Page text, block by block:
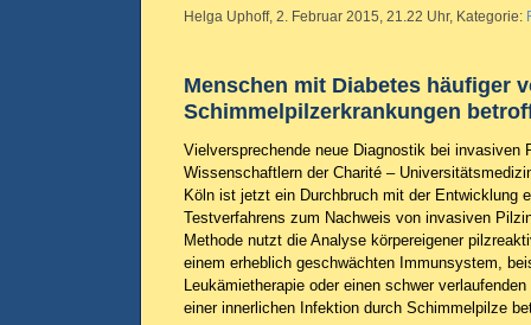
Helga Uphoff, 2. Februar 2015, 21.22 Uhr, Kategorie:
Menschen mit Diabetes häufiger
Schimmelpilzerkrankungen
Vielversprechende neue Diagnostik bei invasiven
Wissenschaftlern der Charité –
Köln ist jetzt ein Durchbruch mit der Entwicklung
Testverfahrens zum Nachweis von invasiven
Methode nutzt die Analyse körpereigener
einem erheblich geschwächten Immunsystem,
Leukämietherapie oder einen schwer
einer innerlichen Infektion durch Schimmelpilze